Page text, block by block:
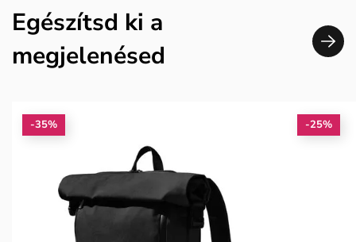
Egészítsd ki a
megjelenésed
-35% -25%